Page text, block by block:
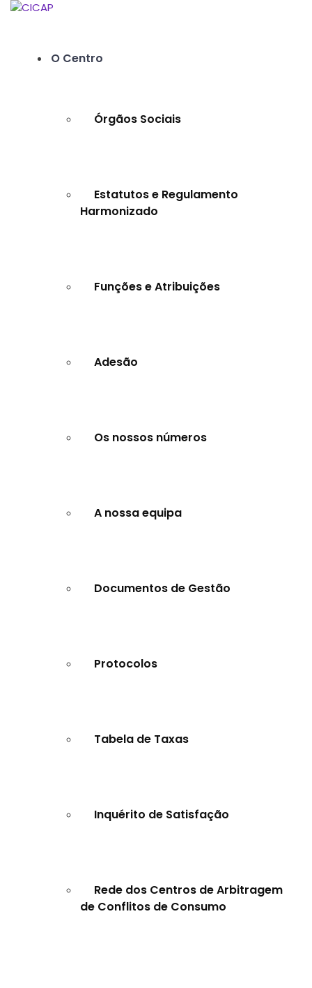
O Centro
Órgãos Sociais
Estatutos e Regulamento
Harmonizado
Funções e Atribuições
Adesão
Os nossos números
A nossa equipa
Documentos de Gestão
Protocolos
Tabela de Taxas
Inquérito de Satisfação
Rede dos Centros de Arbitragem
de Conflitos de Consumo